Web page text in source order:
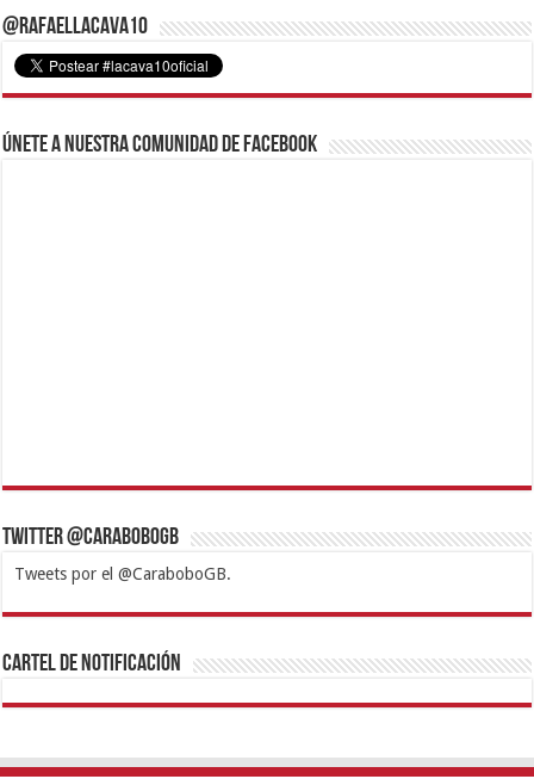
@RafaelLacava10
Únete a nuestra comunidad de Facebook
Twitter @CaraboboGB
Tweets por el @CaraboboGB.
1xbetBetturkeyBetistKralbetSupertotobetTipobetMatadorbetMariobet
https://mvbcasino.com/
Cartel de Notificación